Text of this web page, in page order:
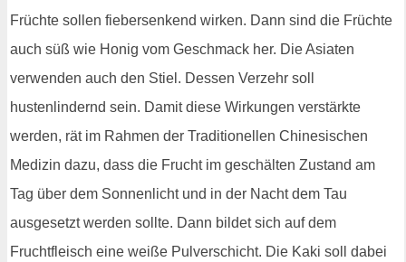
Früchte sollen fiebersenkend wirken. Dann sind die Früchte
auch süß wie Honig vom Geschmack her. Die Asiaten
verwenden auch den Stiel. Dessen Verzehr soll
hustenlindernd sein. Damit diese Wirkungen verstärkte
werden, rät im Rahmen der Traditionellen Chinesischen
Medizin dazu, dass die Frucht im geschälten Zustand am
Tag über dem Sonnenlicht und in der Nacht dem Tau
ausgesetzt werden sollte. Dann bildet sich auf dem
Fruchtfleisch eine weiße Pulverschicht. Die Kaki soll dabei